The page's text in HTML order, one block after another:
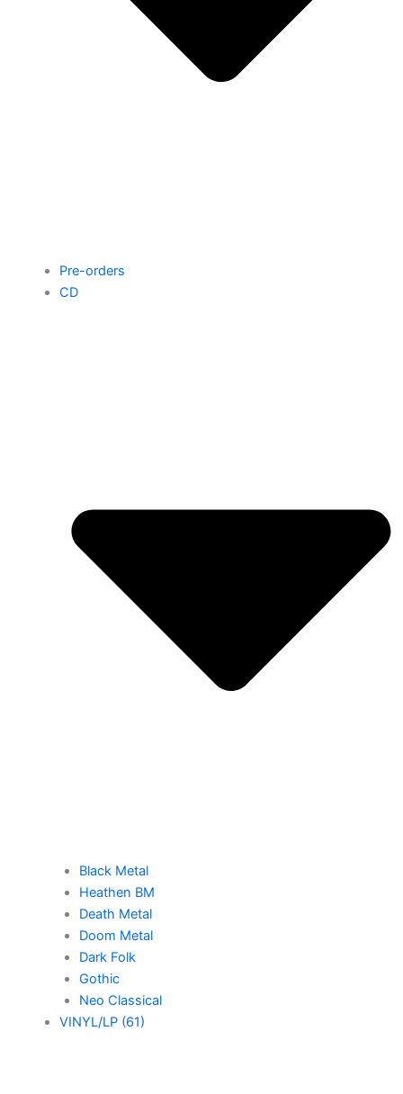
Pre-orders
CD
Black Metal
Heathen BM
Death Metal
Doom Metal
Dark Folk
Gothic
Neo Classical
VINYL/LP (61)